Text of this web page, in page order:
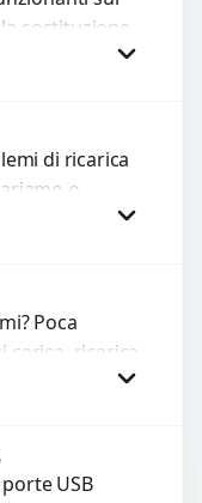
sostituzione
ricambi di
di ricarica
o
ricarica guasti,
Poca
carica, ricarica
USB